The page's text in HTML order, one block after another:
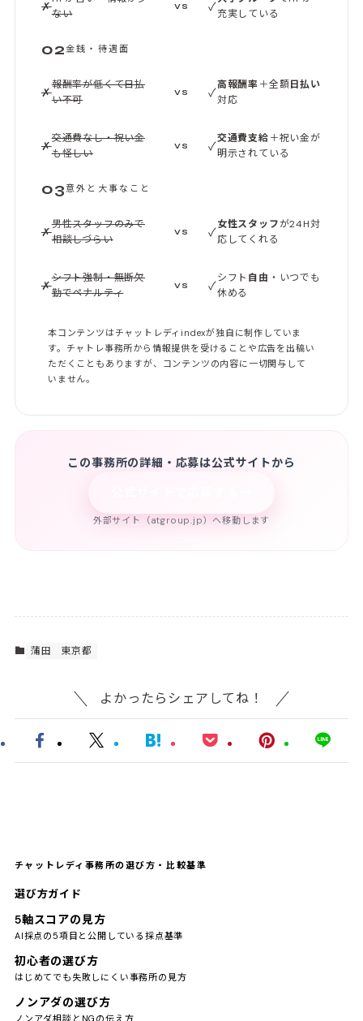
✗ない
VS ✓充実している
02金銭・待遇面
✗
報酬率が低くて日払
い不可
VS ✓
高報酬率＋全額日払い
対応
✗
交通費なし・祝い金
も怪しい
VS ✓
交通費支給＋祝い金が
明示されている
03意外と大事なこと
✗
男性スタッフのみで
相談しづらい
VS ✓
女性スタッフが24H対
応してくれる
✗
シフト強制・無断欠
勤でペナルティ
VS ✓
シフト 自由 ・いつでも
休める
本コンテンツはチャットレディindexが独自に制作していま
す。チャトレ事務所から情報提供を受けることや広告を出稿い
ただくこともありますが、コンテンツの内容に一切関与して
いません。
この事務所の詳細・応募は公式サイトから
外部サイト（atgroup.jp）へ移動します
蒲田 東京都
よかったらシェアしてね！
チャットレディ事務所の選び方・比較基準
選び方ガイド
5軸スコアの見方
AI採点の5項目と公開している採点基準
初心者の選び方
はじめてでも失敗しにくい事務所の見方
ノンアダの選び方